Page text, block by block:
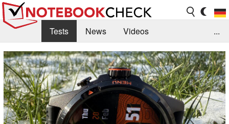
Tests News
Videos
Benchmarks & Tech
Externe Tests
Kaufberatung
Deals Suche
Jobs
Forum
...